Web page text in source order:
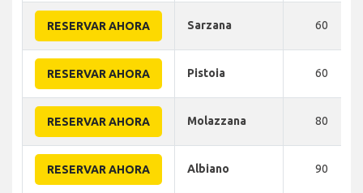
RESERVAR AHORA Sarzana 60
RESERVAR AHORA Pistoia 60
RESERVAR AHORA Molazzana 80
RESERVAR AHORA Albiano 90